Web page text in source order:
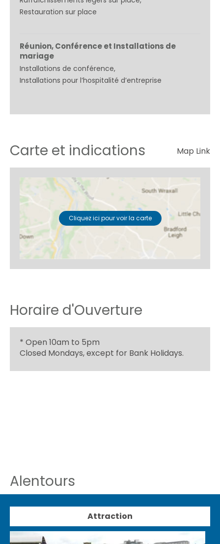
Restauration sur place
Réunion, Conférence et Installations de
mariage
Installations de conférence
Installations pour l’hospitalité d’entreprise
Carte et indications Map Link
Cliquez ici pour voir la carte
Horaire d'Ouverture
* Open 10am to 5pm
Closed Mondays, except for Bank Holidays.
Alentours
Attraction